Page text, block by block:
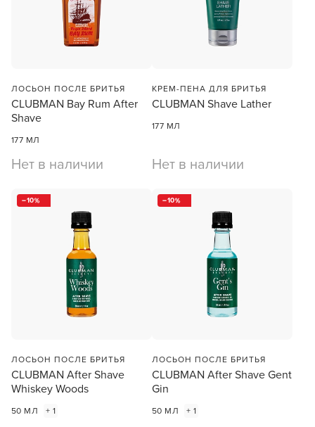
ЛОСЬОН ПОСЛЕ БРИТЬЯ
CLUBMAN Bay Rum After
Shave
177 МЛ
Нет в наличии
КРЕМ-ПЕНА ДЛЯ БРИТЬЯ
CLUBMAN Shave Lather
177 МЛ
Нет в наличии
10
ЛОСЬОН ПОСЛЕ БРИТЬЯ
CLUBMAN After Shave
Whiskey Woods
50 МЛ + 1
10
ЛОСЬОН ПОСЛЕ БРИТЬЯ
CLUBMAN After Shave Gent
Gin
50 МЛ + 1
Заяц–робот
В новом приложении RedHare Market для Android
смотреть товары и оформлять заказы — удобнее и
намного быстрее!
УСТАНОВИТЬ ИЗ GOOGLE PLAY
ПРОДОЛЖУ ЗДЕСЬ